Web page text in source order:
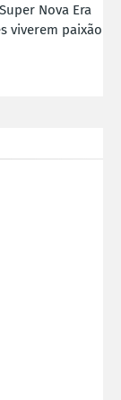
Nova Era
viverem paixão